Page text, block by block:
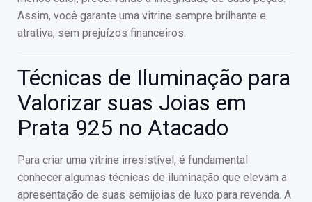
Assim, você garante uma vitrine sempre brilhante e
atrativa, sem prejuízos financeiros.
Técnicas de Iluminação para
Valorizar suas Joias em
Prata 925 no Atacado
Para criar uma vitrine irresistível, é fundamental
conhecer algumas técnicas de iluminação que elevam a
apresentação de suas semijoias de luxo para revenda. A